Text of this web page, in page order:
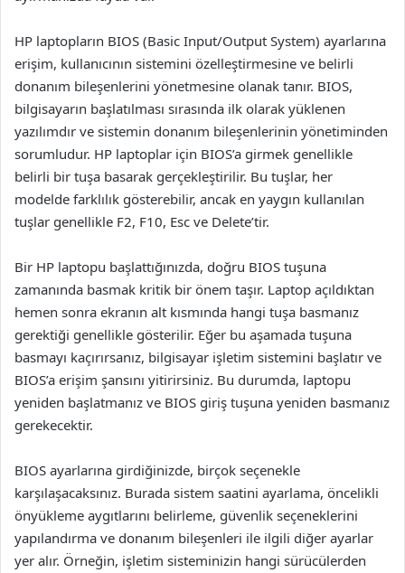
HP laptopların BIOS (Basic Input/Output System) ayarlarına
erişim, kullanıcının sistemini özelleştirmesine ve belirli
donanım bileşenlerini yönetmesine olanak tanır. BIOS,
bilgisayarın başlatılması sırasında ilk olarak yüklenen
yazılımdır ve sistemin donanım bileşenlerinin yönetiminden
sorumludur. HP laptoplar için BIOS’a girmek genellikle
belirli bir tuşa basarak gerçekleştirilir. Bu tuşlar, her
modelde farklılık gösterebilir, ancak en yaygın kullanılan
tuşlar genellikle F2, F10, Esc ve Delete’tir.
Bir HP laptopu başlattığınızda, doğru BIOS tuşuna
zamanında basmak kritik bir önem taşır. Laptop açıldıktan
hemen sonra ekranın alt kısmında hangi tuşa basmanız
gerektiği genellikle gösterilir. Eğer bu aşamada tuşuna
basmayı kaçırırsanız, bilgisayar işletim sistemini başlatır ve
BIOS’a erişim şansını yitirirsiniz. Bu durumda, laptopu
yeniden başlatmanız ve BIOS giriş tuşuna yeniden basmanız
gerekecektir.
BIOS ayarlarına girdiğinizde, birçok seçenekle
karşılaşacaksınız. Burada sistem saatini ayarlama, öncelikli
önyükleme aygıtlarını belirleme, güvenlik seçeneklerini
yapılandırma ve donanım bileşenleri ile ilgili diğer ayarlar
yer alır. Örneğin, işletim sisteminizin hangi sürücülerden